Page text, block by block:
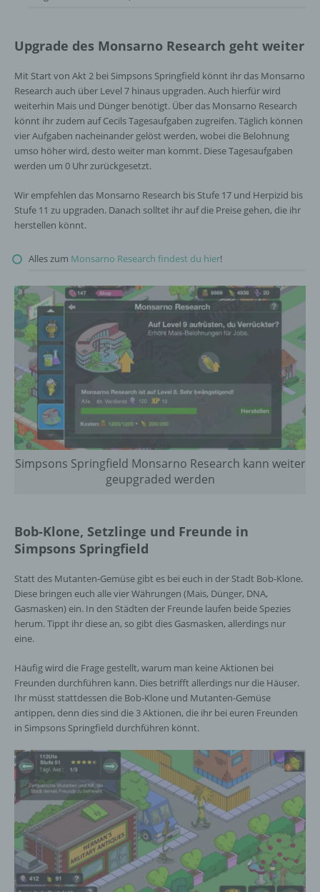
Upgrade des Monsarno Research geht weiter
Mit Start von Akt 2 bei Simpsons Springfield könnt ihr das Monsarno
Research auch über Level 7 hinaus upgraden. Auch hierfür wird
weiterhin Mais und Dünger benötigt. Über das Monsarno Research
könnt ihr zudem auf Cecils Tagesaufgaben zugreifen. Täglich können
vier Aufgaben nacheinander gelöst werden, wobei die Belohnung
umso höher wird, desto weiter man kommt. Diese Tagesaufgaben
werden um 0 Uhr zurückgesetzt.
Wir empfehlen das Monsarno Research bis Stufe 17 und Herpizid bis
Stufe 11 zu upgraden. Danach solltet ihr auf die Preise gehen, die ihr
herstellen könnt.
Alles zum Monsarno Research findest du hier!
Simpsons Springfield Monsarno Research kann weiter
geupgraded werden
Bob-Klone, Setzlinge und Freunde in
Simpsons Springfield
Statt des Mutanten-Gemüse gibt es bei euch in der Stadt Bob-Klone.
Diese bringen euch alle vier Währungen (Mais, Dünger, DNA,
Gasmasken) ein. In den Städten der Freunde laufen beide Spezies
herum. Tippt ihr diese an, so gibt dies Gasmasken, allerdings nur
eine.
Häufig wird die Frage gestellt, warum man keine Aktionen bei
Freunden durchführen kann. Dies betrifft allerdings nur die Häuser.
Ihr müsst stattdessen die Bob-Klone und Mutanten-Gemüse
antippen, denn dies sind die 3 Aktionen, die ihr bei euren Freunden
in Simpsons Springfield durchführen könnt.